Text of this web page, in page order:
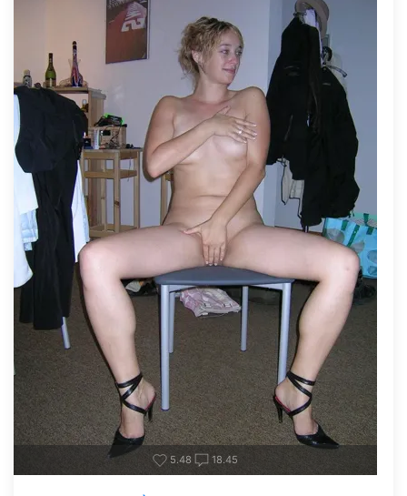
5.48 18.45